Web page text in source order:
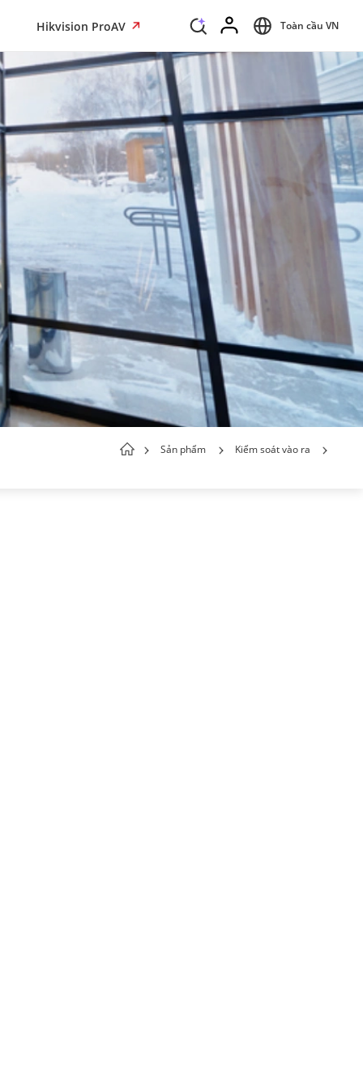
Hikvision ProAV Toàn cầu VN
Sản phẩm Kiểm soát vào ra